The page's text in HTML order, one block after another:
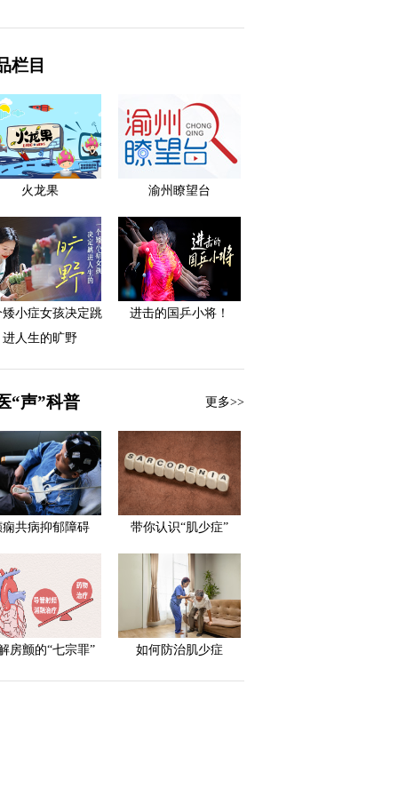
栏目
火龙果 渝州瞭望台
矮小症女孩决定跳
进人生的旷野
进击的国乒小将！
“声”科普 更多>>
痫共病抑郁障碍 带你认识“肌少症”
房颤的“七宗罪” 如何防治肌少症